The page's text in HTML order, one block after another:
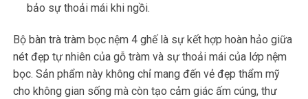
bảo sự thoải mái khi ngồi.
Bộ bàn trà tràm bọc nệm 4 ghế là sự kết hợp hoàn hảo giữa
nét đẹp tự nhiên của gỗ tràm và sự thoải mái của lớp nệm
bọc. Sản phẩm này không chỉ mang đến vẻ đẹp thẩm mỹ
cho không gian sống mà còn tạo cảm giác ấm cúng, thư